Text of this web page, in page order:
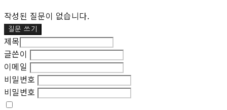
작성된 질문이 없습니다.
질문 쓰기
제목
글쓴이
이메일
비밀번호
비밀번호